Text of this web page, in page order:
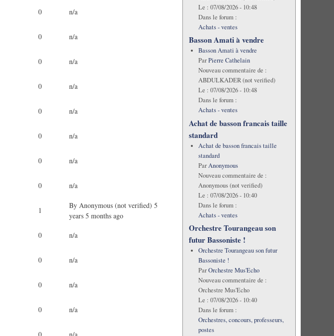
0 n/a
0 n/a
0 n/a
0 n/a
0 n/a
0 n/a
0 n/a
0 n/a
1
ByAnonymous (not verified) 5
years 5 months ago
0 n/a
0 n/a
0 n/a
0 n/a
Le : 07/08/2026 - 10:48
Dans le forum :
Achats - ventes
Basson Amati à vendre
Basson Amati à vendre
ParPierre Cathelain
Nouveau commentaire de :
ABDULKADER (not verified)
Le : 07/08/2026 - 10:48
Dans le forum :
Achats - ventes
Achat de basson francais taille
standard
Achat de basson francais taille
standard
ParAnonymous
Nouveau commentaire de :
Anonymous (not verified)
Le : 07/08/2026 - 10:40
Dans le forum :
Achats - ventes
Orchestre Tourangeau son
futur Bassoniste !
Orchestre Tourangeau son futur
Bassoniste !
ParOrchestre Mus'Echo
Nouveau commentaire de :
Orchestre Mus'Echo
Le : 07/08/2026 - 10:40
Dans le forum :
Orchestres, concours, professeurs,
postes